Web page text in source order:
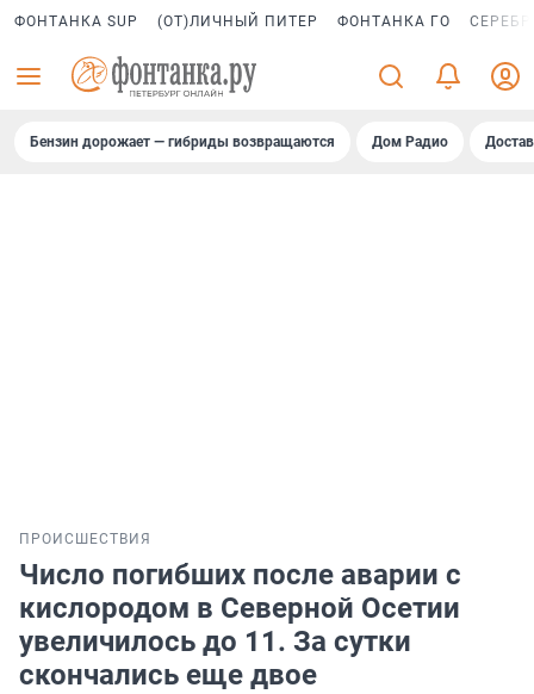
ФОНТАНКА SUP (ОТ)ЛИЧНЫЙ ПИТЕР ФОНТАНКА ГО
Бензин дорожает — гибриды возвращаются Дом Радио
ПРОИСШЕСТВИЯ
Число погибших после аварии с
кислородом в Северной Осетии
увеличилось до 11. За сутки
скончались еще двое